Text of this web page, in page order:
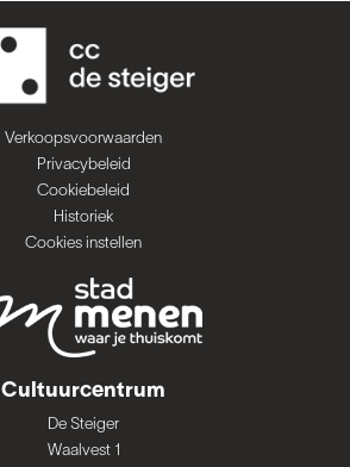
Verkoopsvoorwaarden
Privacybeleid
Cookiebeleid
Historiek
Cookies instellen
Cultuurcentrum
De Steiger
Waalvest 1